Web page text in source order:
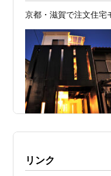
2026年07月24
旗竿
得」
こそ
由”―
2026年07月23
日
予算が
れる
日
RC風
京都・滋賀で注文住宅
施工例・京都市北区・
リンク